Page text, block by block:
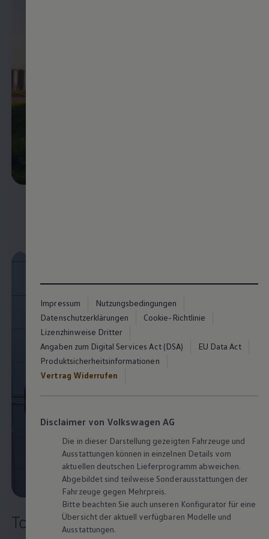
Touareg2Highlights
Impressum
Nutzungsbedingungen
Datenschutzerklärungen
Cookie-Richtlinie
Lizenzhinweise Dritter
Angaben zum Digital Services Act (DSA)
EU Data Act
Produktsicherheitsinformationen
Vertrag Widerrufen
Disclaimer von Volkswagen AG
Die in dieser Darstellung gezeigten Fahrzeuge und
Ausstattungen können in einzelnen Details vom
aktuellen deutschen Lieferprogramm abweichen.
Abgebildet sind teilweise Sonderausstattungen der
Fahrzeuge gegen Mehrpreis.
Bitte beachten Sie auch unseren Konfigurator für eine
Übersicht der aktuell verfügbaren Modelle und
Ausstattungen.